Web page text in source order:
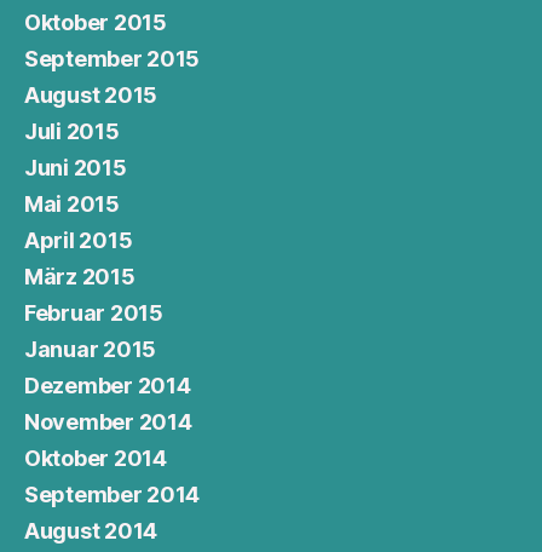
Oktober 2015
September 2015
August 2015
Juli 2015
Juni 2015
Mai 2015
April 2015
März 2015
Februar 2015
Januar 2015
Dezember 2014
November 2014
Oktober 2014
September 2014
August 2014